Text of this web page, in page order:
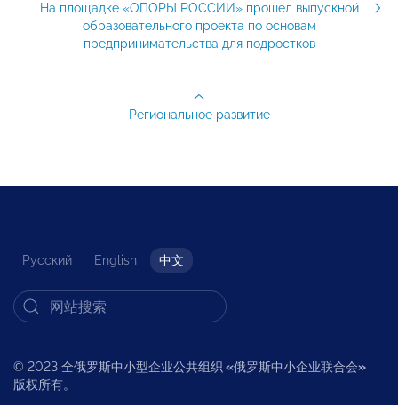
На площадке «ОПОРЫ РОССИИ» прошел выпускной
образовательного проекта по основам
предпринимательства для подростков
Региональное развитие
Русский English 中文
© 2023 全俄罗斯中小型企业公共组织 «俄罗斯中小企业联合会»
版权所有。